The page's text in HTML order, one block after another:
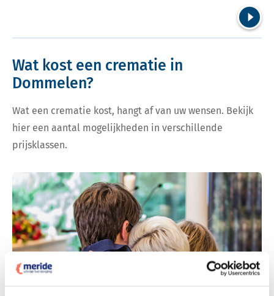
Wat kost een crematie in
Dommelen?
Wat een crematie kost, hangt af van uw wensen. Bekijk
hier een aantal mogelijkheden in verschillende
prijsklassen.
Bekijk tarieven voor crematie